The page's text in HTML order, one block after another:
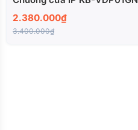
2.380.000₫
3.400.000₫